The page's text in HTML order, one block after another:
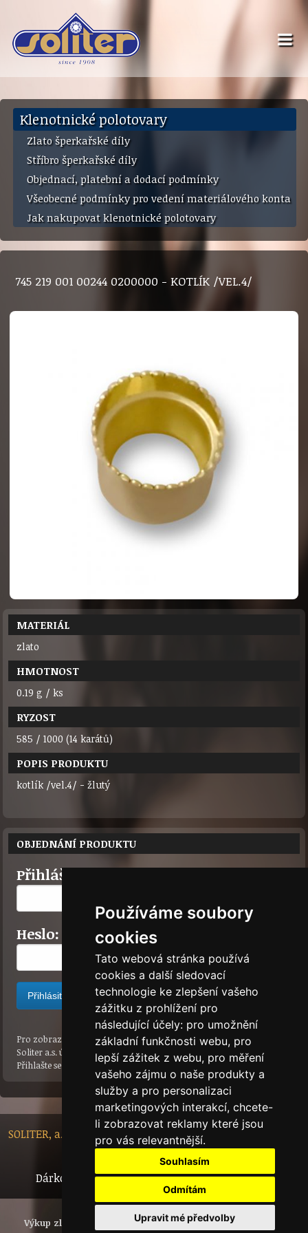
Používáme soubory
cookies
Tato webová stránka používá
cookies a další sledovací
technologie ke zlepšení vašeho
zážitku z prohlížení pro
následující účely: pro umožnění
základní funkčnosti webu, pro
lepší zážitek z webu, pro měření
vašeho zájmu o naše produkty a
služby a pro personalizaci
marketingových interakcí, chcete-
li zobrazovat reklamy které jsou
pro vás relevantnější.
Souhlasím
Odmítám
Upravit mé předvolby
Klenotnické polotovary
Zlato šperkařské díly
Stříbro šperkařské díly
Objednací, platební a dodací podmínky
Všeobecné podmínky pro vedení materiálového konta
Jak nakupovat klenotnické polotovary
745 219 001 00244 0200000 - KOTLÍK /VEL.4/
MATERIÁL
zlato
HMOTNOST
0.19 g / ks
RYZOST
585 / 1000 (14 karátů)
POPIS PRODUKTU
kotlík /vel.4/ - žlutý
OBJEDNÁNÍ PRODUKTU
Přihlášení uživatele ID:
Heslo:
Pro zobrazení cen a nákup zboží je třeba mít zřízen u společnosti
Soliter a.s. účet pro přihlášení.
Přihlašte se prosím platnou kombinací ID a hesla pro e-shop Soliter.
SOLITER, a.s. - Nádražní 148/10, 46601 Jablonec nad Nisou,
Czech Republic
Dárkový certifikát
Bytový dům Tech.info
Výkup zlata Investiční zlato Šperky